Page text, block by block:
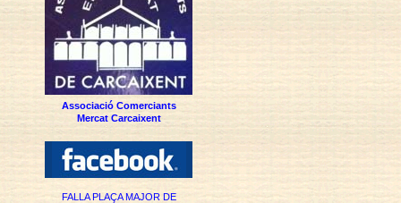
Associació Comerciants
Mercat Carcaixent
FALLA PLAÇA MAJOR DE